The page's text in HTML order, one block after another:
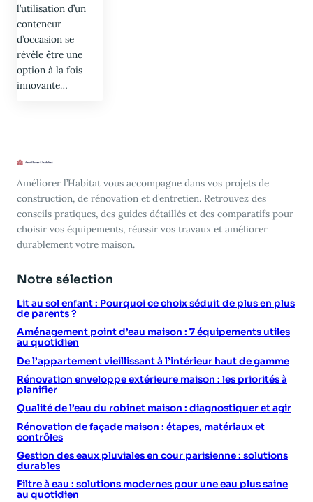
l’utilisation d’un
conteneur
d’occasion se
révèle être une
option à la fois
innovante…
Améliorer l’Habitat vous accompagne dans vos projets de
construction, de rénovation et d’entretien. Retrouvez des
conseils pratiques, des guides détaillés et des comparatifs pour
choisir vos équipements, réussir vos travaux et améliorer
durablement votre maison.
Notre sélection
Lit au sol enfant : Pourquoi ce choix séduit de plus en plus
de parents ?
Aménagement point d’eau maison : 7 équipements utiles
au quotidien
De l’appartement vieillissant à l’intérieur haut de gamme
Rénovation enveloppe extérieure maison : les priorités à
planifier
Qualité de l’eau du robinet maison : diagnostiquer et agir
Rénovation de façade maison : étapes, matériaux et
contrôles
Gestion des eaux pluviales en cour parisienne : solutions
durables
Filtre à eau : solutions modernes pour une eau plus saine
au quotidien